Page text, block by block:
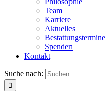
Team
Karriere
Aktuelles
Bestattungstermine
Spenden
Kontakt
Suche nach: